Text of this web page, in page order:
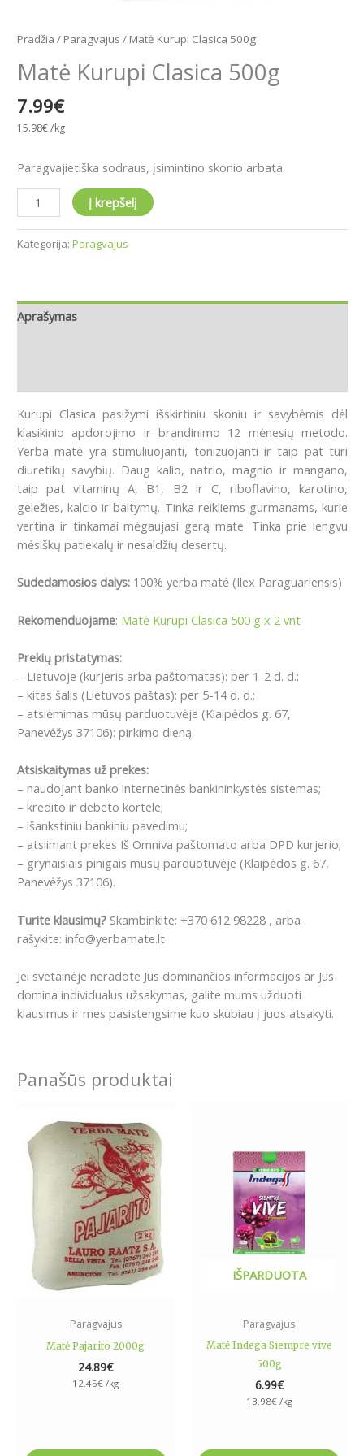
Pradžia / Paragvajus / Matė Kurupi Clasica 500g
Matė Kurupi Clasica 500g
7.99€
15.98€/kg
Paragvajietiška sodraus, įsimintino skonio arbata.
Į krepšelį
Kategorija: Paragvajus
Aprašymas
Kurupi Clasica pasižymi išskirtiniu skoniu ir savybėmis dėl
klasikinio apdorojimo ir brandinimo 12 mėnesių metodo.
Yerba matė yra stimuliuojanti, tonizuojanti ir taip pat turi
diuretikų savybių. Daug kalio, natrio, magnio ir mangano,
taip pat vitaminų A, B1, B2 ir C, riboflavino, karotino,
geležies, kalcio ir baltymų. Tinka reikliems gurmanams, kurie
vertina ir tinkamai mėgaujasi gerą mate. Tinka prie lengvu
mėsiškų patiekalų ir nesaldžių desertų.
Sudedamosios dalys: 100% yerba matė (Ilex Paraguariensis)
Rekomenduojame: Matė Kurupi Clasica 500 g x 2 vnt
Prekių pristatymas:
– Lietuvoje (kurjeris arba paštomatas): per 1-2 d. d.;
– kitas šalis (Lietuvos paštas): per 5-14 d. d.;
– atsiėmimas mūsų parduotuvėje (Klaipėdos g. 67,
Panevėžys 37106): pirkimo dieną.
Atsiskaitymas už prekes:
– naudojant banko internetinės bankininkystės sistemas;
– kredito ir debeto kortele;
– išankstiniu bankiniu pavedimu;
– atsiimant prekes Iš Omniva paštomato arba DPD kurjerio;
– grynaisiais pinigais mūsų parduotuvėje (Klaipėdos g. 67,
Panevėžys 37106).
Turite klausimų? Skambinkite: +370 612 98228 , arba
rašykite: info@yerbamate.lt
Jei svetainėje neradote Jus dominančios informacijos ar Jus
domina individualus užsakymas, galite mums užduoti
klausimus ir mes pasistengsime kuo skubiau į juos atsakyti.
Panašūs produktai
Paragvajus
Matė Pajarito 2000g
24.89€
12.45€ /kg
IŠPARDUOTA
Paragvajus
Matė Indega Siempre vive
500g
6.99€
13.98€/kg